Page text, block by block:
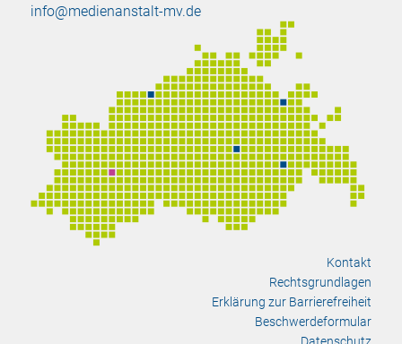
info@medienanstalt-mv.de
Kontakt
Rechtsgrundlagen
Erklärung zur Barrierefreiheit
Beschwerdeformular
Datenschutz